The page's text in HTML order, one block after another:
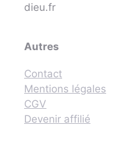
dieu.fr
Autres
Contact
Mentions légales
CGV
Devenir affilié